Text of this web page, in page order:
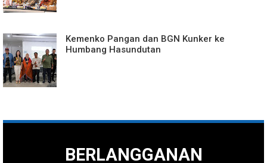
Kemenko Pangan dan BGN Kunker ke
Humbang Hasundutan
BERLANGGANAN